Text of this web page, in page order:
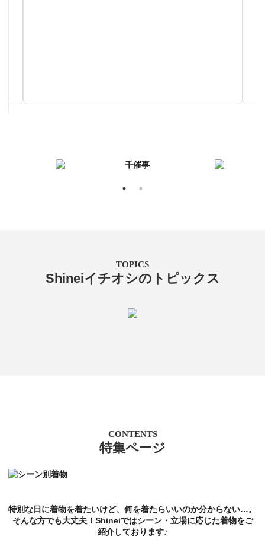
TOPICS
Shineiイチオシのトピックス
CONTENTS
特集ページ
特別な日に着物を着たいけど、何を着たらいいのか分からない…。
そんな方でも大丈夫！Shineiではシーン・立場に応じた着物をご
紹介しております♪